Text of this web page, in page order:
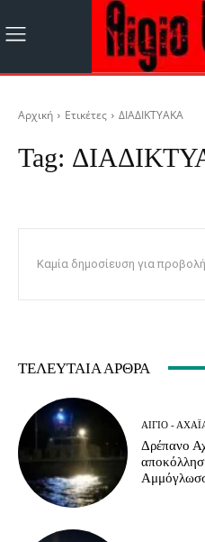
Αρχική Ετικέτες ΔΙΑΔΙΚΤΥΑΚΑ
Tag:
Καμία δημοσίευση για προβολή
ΤΕΛΕΥΤΑΊΑ ΆΡΘΡΑ
ΑΊΓΙΟ -
Δρέπανο